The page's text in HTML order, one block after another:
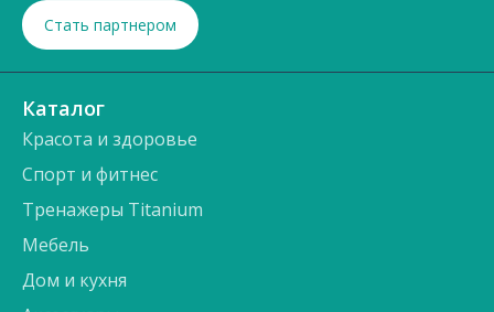
Стать партнером
Каталог
Красота и здоровье
Спорт и фитнес
Тренажеры Titanium
Мебель
Дом и кухня